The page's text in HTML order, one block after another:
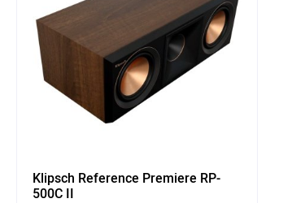
Klipsch Reference Premiere RP-
500C II